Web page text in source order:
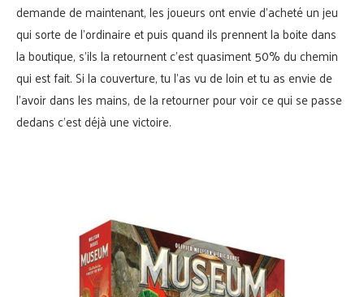
demande de maintenant, les joueurs ont envie d’acheté un jeu
qui sorte de l’ordinaire et puis quand ils prennent la boite dans
la boutique, s’ils la retournent c’est quasiment 50% du chemin
qui est fait. Si la couverture, tu l’as vu de loin et tu as envie de
l’avoir dans les mains, de la retourner pour voir ce qui se passe
dedans c’est déjà une victoire.